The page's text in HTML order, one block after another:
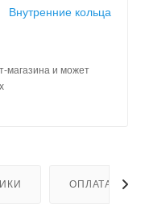
Внутренние кольца
магазина и может
ОПЛАТА